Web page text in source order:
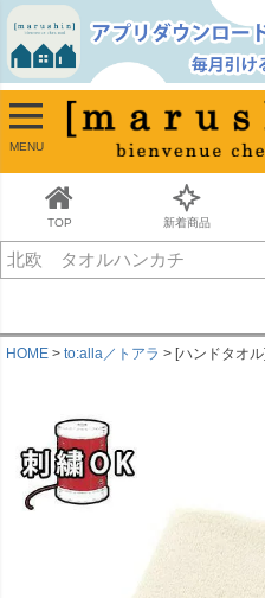
MENU
TOP 新着商品
並び順
新着順
古い順
価格が安い順
価格が高い順
キーワードヒット順
HOME to:alla／トアラ [ハンドタオ